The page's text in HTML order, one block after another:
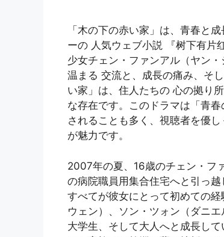
「木の下の赤い家」は、青春と
ーの 人気ウェブ小説 『树下有片
少女チェン・ファンアル（ヤン
温まる 交流と、成長の痛み、そ
い家」は、住人たちの 心の拠り
な存在です。このドラマは「青
されることも多く、視聴者を優
が魅力です。
2007年の夏、16歳のチェン・フ
の病院職員用集合住宅へと引っ
すべてが彼女にとって初めての
ウェン）、ソン・ツォン（ダニ
大学生、そして大人へと成長し